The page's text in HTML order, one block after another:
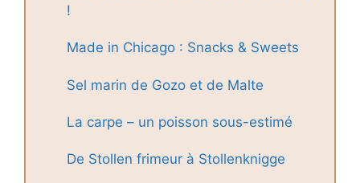
!
Made in Chicago : Snacks & Sweets
Sel marin de Gozo et de Malte
La carpe – un poisson sous-estimé
De Stollen frimeur à Stollenknigge